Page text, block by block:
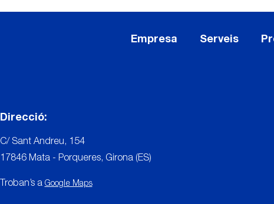
Empresa Serveis
Direcció:
C/ Sant Andreu, 154
17846 Mata - Porqueres, Girona (ES)
Troban’s a Google Maps